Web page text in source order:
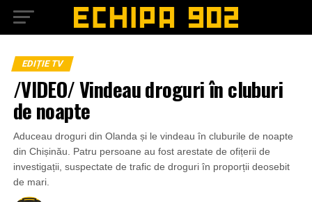
EDIȚIE TV
/VIDEO/ Vindeau droguri în cluburi
de noapte
Aduceau droguri din Olanda și le vindeau în cluburile de noapte
din Chișinău. Patru persoane au fost arestate de ofițerii de
investigații, suspectate de trafic de droguri în proporții deosebit
de mari.